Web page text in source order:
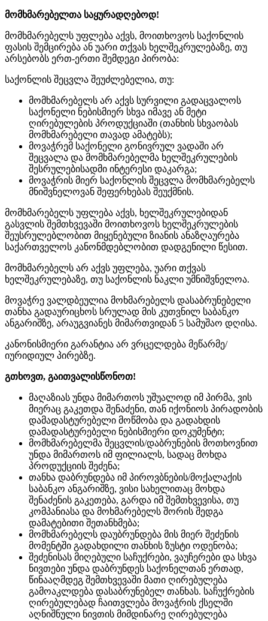
მომხმარებელთა საყურადღებოდ!
მომხმარებელს უფლება აქვს, მოითხოვოს საქონლის
ფასის შემცირება ან უარი თქვას ხელშეკრულებაზე, თუ
არსებობს ერთ-ერთი შემდეგი პირობა:
საქონლის შეცვლა შეუძლებელია, თუ:
მომხმარებელს არ აქვს სურვილი გადაცვალოს
საქონელი ნებისმიერ სხვა იმავე ან მეტი
ღირებულების პროდუქციაში (თანხის სხვაობას
მომხმარებელი თავად ამატებს);
მოვაჭრემ საქონელი გონივრულ ვადაში არ
შეცვალა და მომხმარებელმა ხელშეკრულების
შესრულებისადმი ინტერესი დაკარგა;
მოვაჭრის მიერ საქონლის შეცვლა მომხმარებელს
მნიშვნელოვან შეფერხებას შეუქმნის.
მომხმარებელს უფლება აქვს, ხელშეკრულებიდან
გასვლის შემთხვევაში მოითხოვოს ხელშეკრულების
შეუსრულებლობით მიყენებული ზიანის ანაზღაურება
საქართველოს კანონმდებლობით დადგენილი წესით.
მომხმარებელს არ აქვს უფლება, უარი თქვას
ხელშეკრულებაზე, თუ საქონლის ნაკლი უმნიშვნელოა.
მოვაჭრე ვალდბეულია მოხმარებელს დასაბრუნებელი
თანხა გადაურიცხოს სრულად მის კუთვნილ საბანკო
ანგარიშზე, არაუგვიანეს მიმართვიდან 5 სამუშაო დღისა.
კანონისმიერი გარანტია არ ვრცელდება მეწარმე/
იურიდიულ პირებზე.
გთხოვთ, გაითვალისწონოთ!
მაღაზიას უნდა მიმართოს უშუალოდ იმ პირმა, ვის
მიერაც გაკეთდა შენაძენი, თან იქონიოს პირადობის
დამადასტურებელი მოწმობა და გადახდის
დამადასტურებელი ნებისმიერი დოკუმენტი;
მომხმარებელმა შეცვლის/დაბრუნების მოთხოვნით
უნდა მიმართოს იმ ფილიალს, სადაც მოხდა
პროდუქციის შეძენა;
თანხა დაბრუნდება იმ პიროვბნების/მოქალაქის
საბანკო ანგარიშზე, ვისი სახელითაც მოხდა
შენაძენის გაკეთება, გარდა იმ შემთხვევისა, თუ
კომპანიასა და მოხმარებელს შორის შედგა
დამატებითი შეთანხმება;
მომხმარებელს დაუბრუნდება მის მიერ შეძენის
მომენტში გადახდილი თანხის ზუსტი ოდენობა;
შეძენისას მიღებული საჩუქრები, ვაუჩერები და სხვა
ნივთები უნდა დაბრუნდეს საქონელთან ერთად,
წინააღმდეგ შემთხვევაში მათი ღირებულება
გამოაკლდება დასაბრუნებელ თანხას. საჩუქრების
ღირებულებად ჩაითვლება მოვაჭრის ქსელში
აღნიშნული ნივთის მიმდინარე ღირებულება